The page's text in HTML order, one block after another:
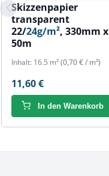
Skizzenpapier
transparent
22/24g/m², 330mm x
50m
Inhalt: 16.5 m²(0,70 € / m²)
11,60 €
In den Warenkorb